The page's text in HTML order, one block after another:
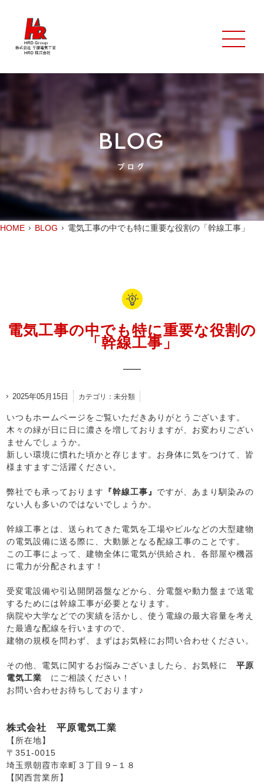
HOME BLOG 電気工事の中でも特に重要な役割の「幹線工事」
電気工事の中でも特に重要な役割の
「幹線工事」
2025年05月15日 カテゴリ：未分類
いつもホームページをご覧いただきありがとうございます。
木々の緑が日に日に濃さを増しておりますが、お変わりござい
ませんでしょうか。
新しい環境に慣れた頃かと存じます。お身体に気をつけて、皆
様ますますご活躍ください。
弊社でも承っております 『幹線工事』 ですが、あまり馴染みの
ない人も多いのではないでしょうか。
幹線工事とは、送られてきた電気を工場やビルなどの大型建物
の電気設備に送る際に、大動脈となる配線工事のことです。
この工事によって、建物全体に電気が供給され、各部屋や機器
に電力が分配されます！
受変電設備や引込開閉器盤などから、分電盤や動力盤まで送電
するためには幹線工事が必要となります。
病院や大学などでの実績を活かし、使う電線の最大容量を考え
た最適な配線を行いますので、
建物の規模を問わず、まずはお気軽にお問い合わせください。
その他、電気に関するお悩みございましたら、お気軽に平原
電気工業 にご相談ください！
お問い合わせお待ちしております♪
株式会社 平原電気工業
【所在地】
〒351-0015
埼玉県朝霞市幸町３丁目９−１８
【関西営業所】